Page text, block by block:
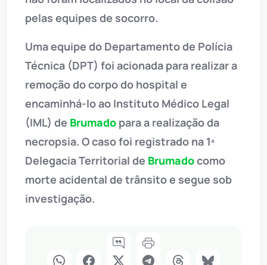
pelas equipes de socorro.
Uma equipe do Departamento de Polícia
Técnica (DPT) foi acionada para realizar a
remoção do corpo do hospital e
encaminhá-lo ao Instituto Médico Legal
(IML) de Brumado para a realização da
necropsia. O caso foi registrado na 1ª
Delegacia Territorial de Brumadocomo
morte acidental de trânsito e segue sob
investigação.